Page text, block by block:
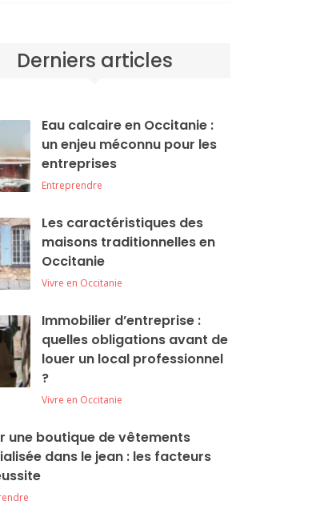
Derniers articles
Eau calcaire en Occitanie :
un enjeu méconnu pour les
entreprises
Entreprendre
Les caractéristiques des
maisons traditionnelles en
Occitanie
Vivre en Occitanie
Immobilier d’entreprise :
quelles obligations avant de
louer un local professionnel
?
Vivre en Occitanie
une boutique de vêtements
dans le jean : les facteurs